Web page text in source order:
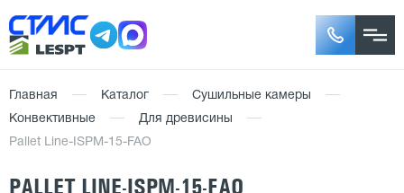
Главная Каталог
Сушильные камеры
Конвективные
Для древисины
Pallet Line-ISPM-15-FAO
PALLET LINE-ISPM-15-FAO